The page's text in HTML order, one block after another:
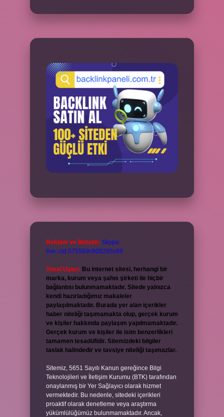
Reklam ve İletişim: Skype:
live:.cid.575569c608265c69
Yasal Uyarı: Bu internet sitesi, herhangi bir
marka, kurum veya şahıs şirketi ile hiçbir
bağlantısı bulunmamaktadır. Sitede yalnızca
kendi hazırladığımız makaleler
paylaşılmaktadır. Burada yer alan içerikler
haber niteliği taşımamakta olup, gerçek kurum
ve kişiler hakkında paylaşım yapılmamaktadır.
Gerçek kurum ve kişiler ile isim benzerlikleri
tamamen tesadüfidir. Sitemizdeki bilgiler
taslak halindedir ve tavsiye niteliği taşımazlar.
Sitemiz, 5651 Sayılı Kanun gereğince Bilgi
Teknolojileri ve İletişim Kurumu (BTK) tarafından
onaylanmış bir Yer Sağlayıcı olarak hizmet
vermektedir. Bu nedenle, sitedeki içerikleri
proaktif olarak denetleme veya araştırma
yükümlülüğümüz bulunmamaktadır. Ancak,